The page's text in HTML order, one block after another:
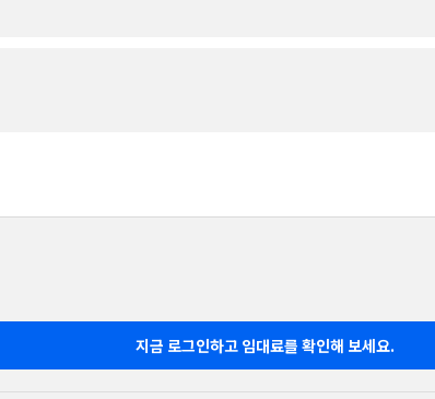
지금 로그인하고 임대료를 확인해 보세요.